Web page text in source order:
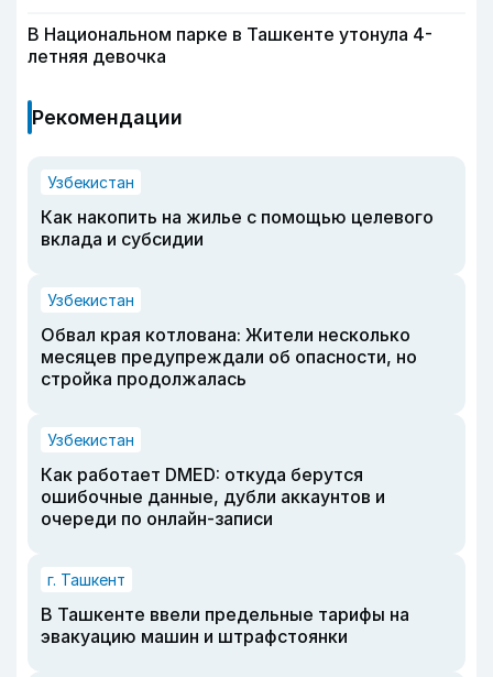
В Национальном парке в Ташкенте утонула 4-
летняя девочка
Рекомендации
Узбекистан
Как накопить на жилье с помощью целевого
вклада и субсидии
Узбекистан
Обвал края котлована: Жители несколько
месяцев предупреждали об опасности, но
стройка продолжалась
Узбекистан
Как работает DMED: откуда берутся
ошибочные данные, дубли аккаунтов и
очереди по онлайн-записи
г. Ташкент
В Ташкенте ввели предельные тарифы на
эвакуацию машин и штрафстоянки